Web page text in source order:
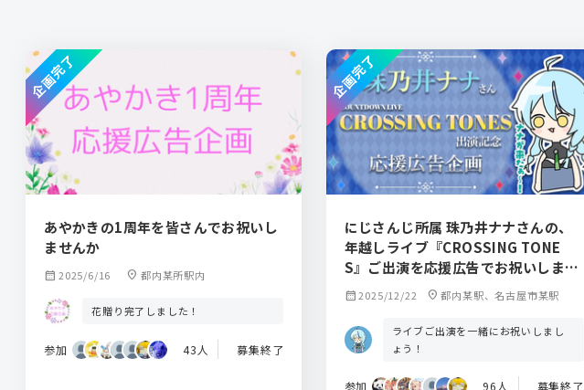
あやかきの1周年を皆さんでお祝いし
ませんか
calendar_month 2025/6/16 location_on 都内某所駅内
花贈り完了しました！
参加 43人 募集終了
企画完了
にじさんじ所属 珠乃井ナナさんの、
年越しライブ『CROSSING TONE
S』ご出演を応援広告でお祝いしませ
んか？
calendar_month2025/12/22 location_on 都内某駅、名古屋市某駅
ライブご出演を一緒にお祝いしまし
ょう！
参加 96人 募集終了
企画完了